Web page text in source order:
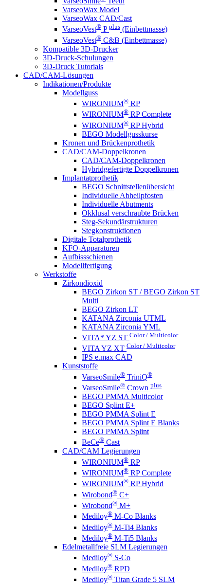
VarseoWax Model
VarseoWax CAD/Cast
VarseoVest® P plus (Einbettmasse)
VarseoVest® C&B (Einbettmasse)
Kompatible 3D-Drucker
3D-Druck-Schulungen
3D-Druck Tutorials
CAD/CAM-Lösungen
Indikationen/Produkte
Modellguss
WIRONIUM® RP
WIRONIUM® RP Complete
WIRONIUM® RP Hybrid
BEGO Modellgusskurse
Kronen und Brückenprothetik
CAD/CAM-Doppelkronen
CAD/CAM-Doppelkronen
Hybridgefertigte Doppelkronen
Implantatprothetik
BEGO Schnittstellenübersicht
Individuelle Abheilpfosten
Individuelle Abutments
Okklusal verschraubte Brücken
Steg-Sekundärstrukturen
Stegkonstruktionen
Digitale Totalprothetik
KFO-Apparaturen
Aufbissschienen
Modellfertigung
Werkstoffe
Zirkondioxid
BEGO Zirkon ST / BEGO Zirkon ST
Multi
BEGO Zirkon LT
KATANA Zirconia UTML
KATANA Zirconia YML
VITA* YZ ST Color / Multicolor
VITA YZ XT Color / Multicolor
IPS e.max CAD
Kunststoffe
VarseoSmile® TriniQ®
VarseoSmile® Crown plus
BEGO PMMA Multicolor
BEGO Splint E+
BEGO PMMA Splint E
BEGO PMMA Splint E Blanks
BEGO PMMA Splint
BeCe® Cast
CAD/CAM Legierungen
WIRONIUM® RP
WIRONIUM® RP Complete
WIRONIUM® RP Hybrid
Wirobond® C+
Wirobond® M+
Mediloy® M-Co Blanks
Mediloy® M-Ti4 Blanks
Mediloy® M-Ti5 Blanks
Edelmetallfreie SLM Legierungen
Mediloy® S-Co
Mediloy® RPD
Mediloy® Titan Grade 5 SLM